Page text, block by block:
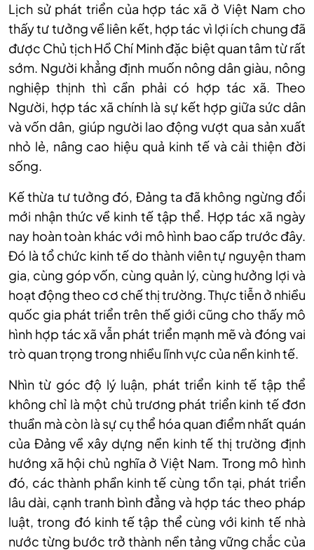
Lịch sử phát triển của hợp tác xã ở Việt Nam cho
thấy tư tưởng về liên kết, hợp tác vì lợi ích chung đã
được Chủ tịch Hồ Chí Minh đặc biệt quan tâm từ rất
sớm. Người khẳng định muốn nông dân giàu, nông
nghiệp thịnh thì cần phải có hợp tác xã. Theo
Người, hợp tác xã chính là sự kết hợp giữa sức dân
và vốn dân, giúp người lao động vượt qua sản xuất
nhỏ lẻ, nâng cao hiệu quả kinh tế và cải thiện đời
sống.
Kế thừa tư tưởng đó, Đảng ta đã không ngừng đổi
mới nhận thức về kinh tế tập thể. Hợp tác xã ngày
nay hoàn toàn khác với mô hình bao cấp trước đây.
Đó là tổ chức kinh tế do thành viên tự nguyện tham
gia, cùng góp vốn, cùng quản lý, cùng hưởng lợi và
hoạt động theo cơ chế thị trường. Thực tiễn ở nhiều
quốc gia phát triển trên thế giới cũng cho thấy mô
hình hợp tác xã vẫn phát triển mạnh mẽ và đóng vai
trò quan trọng trong nhiều lĩnh vực của nền kinh tế.
Nhìn từ góc độ lý luận, phát triển kinh tế tập thể
không chỉ là một chủ trương phát triển kinh tế đơn
thuần mà còn là sự cụ thể hóa quan điểm nhất quán
của Đảng về xây dựng nền kinh tế thị trường định
hướng xã hội chủ nghĩa ở Việt Nam. Trong mô hình
đó, các thành phần kinh tế cùng tồn tại, phát triển
lâu dài, cạnh tranh bình đẳng và hợp tác theo pháp
luật, trong đó kinh tế tập thể cùng với kinh tế nhà
nước từng bước trở thành nền tảng vững chắc của